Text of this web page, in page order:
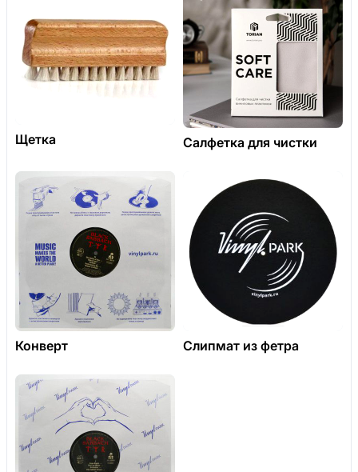
Щетка Салфетка для чистки
Конверт Слипмат из фетра